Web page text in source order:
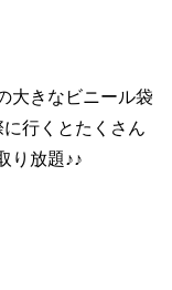
大きなビニール袋
行くとたくさん
り放題♪♪